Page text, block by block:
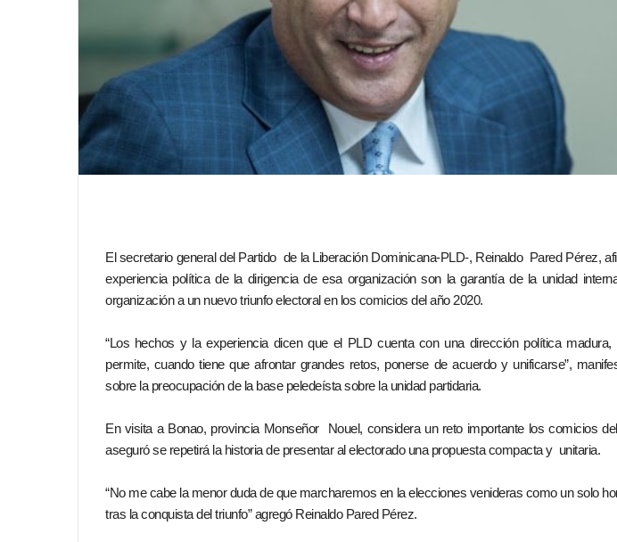
El secretario general del Partido de la Liberación Dominicana-PLD-, Reinaldo Pared Pérez,
experiencia política de la dirigencia de esa organización son la garantía de la unidad
organización a un nuevo triunfo electoral en los comicios del año 2020.
“Los hechos y la experiencia dicen que el PLD cuenta con una dirección política
permite, cuando tiene que afrontar grandes retos, ponerse de acuerdo y unificarse”,
sobre la preocupación de la base peledeísta sobre la unidad partidaria.
En visita a Bonao, provincia Monseñor Nouel, considera un reto importante los comicios
aseguró se repetirá la historia de presentar al electorado una propuesta compacta y unitaria.
“No me cabe la menor duda de que marcharemos en la elecciones venideras como un solo
tras la conquista del triunfo” agregó Reinaldo Pared Pérez.